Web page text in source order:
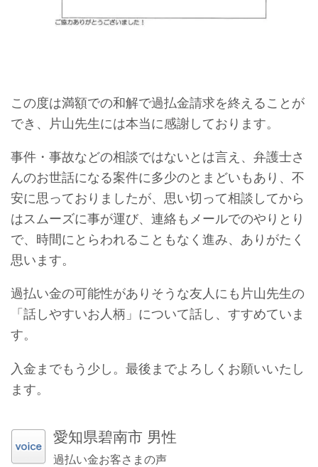
この度は満額での和解で過払金請求を終えることが
でき、片山先生には本当に感謝しております。
事件・事故などの相談ではないとは言え、弁護士さ
んのお世話になる案件に多少のとまどいもあり、不
安に思っておりましたが、思い切って相談してから
はスムーズに事が運び、連絡もメールでのやりとり
で、時間にとらわれることもなく進み、ありがたく
思います。
過払い金の可能性がありそうな友人にも片山先生の
「話しやすいお人柄」について話し、すすめていま
す。
入金までもう少し。最後までよろしくお願いいたし
ます。
愛知県碧南市 男性
過払い金お客さまの声